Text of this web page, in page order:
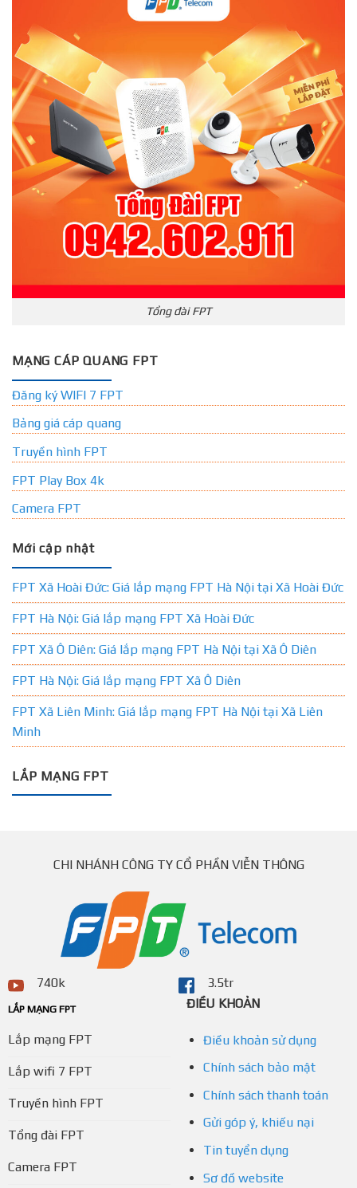
Tổng đài FPT
MẠNG CÁP QUANG FPT
Đăng ký WIFI 7 FPT
Bảng giá cáp quang
Truyền hình FPT
FPT Play Box 4k
Camera FPT
Mới cập nhật
FPT Xã Hoài Đức: Giá lắp mạng FPT Hà Nội tại Xã Hoài Đức
FPT Hà Nội: Giá lắp mạng FPT Xã Hoài Đức
FPT Xã Ô Diên: Giá lắp mạng FPT Hà Nội tại Xã Ô Diên
FPT Hà Nội: Giá lắp mạng FPT Xã Ô Diên
FPT Xã Liên Minh: Giá lắp mạng FPT Hà Nội tại Xã Liên
Minh
LẮP MẠNG FPT
CHI NHÁNH CÔNG TY CỔ PHẦN VIỄN THÔNG
740k 3.5tr
LẮP MẠNG FPT
Lắp mạng FPT
Lắp wifi 7 FPT
Truyền hình FPT
Tổng đài FPT
Camera FPT
ĐIỀU KHOẢN
Điều khoản sử dụng
Chính sách bảo mật
Chính sách thanh toán
Gửi góp ý, khiếu nại
Tin tuyển dụng
Sơ đồ website